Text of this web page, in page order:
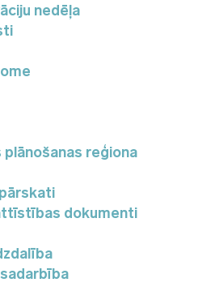
nedēļa
plānošanas reģiona
dokumenti